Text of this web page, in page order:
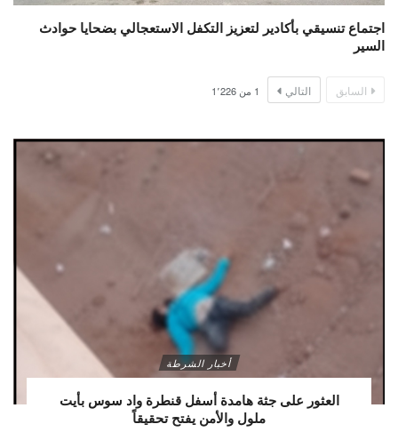
اجتماع تنسيقي بأكادير لتعزيز التكفل الاستعجالي بضحايا حوادث
السير
السابق التالي 1 من 1٬226
أخبار الشرطة
العثور على جثة هامدة أسفل قنطرة واد سوس بأيت
ملول والأمن يفتح تحقيقاً